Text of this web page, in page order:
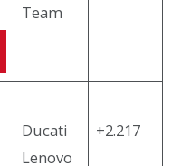
Team
Ducati
Lenovo
+2.217